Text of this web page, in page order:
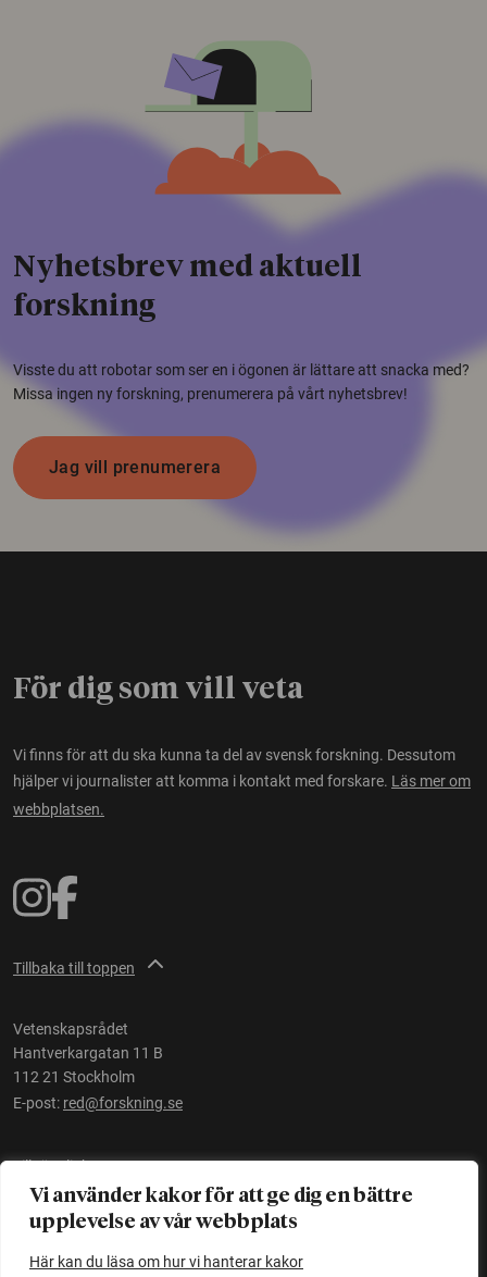
Vi använder kakor för att ge dig en bättre
upplevelse av vår webbplats
Här kan du läsa om hur vi hanterar kakor
Nyhetsbrev med aktuell
forskning
Visste du att robotar som ser en i ögonen är lättare att snacka med?
Missa ingen ny forskning, prenumerera på vårt nyhetsbrev!
Jag vill prenumerera
För dig som vill veta
Vi finns för att du ska kunna ta del av svensk forskning. Dessutom
hjälper vi journalister att komma i kontakt med forskare. Läs mer om
webbplatsen.
Tillbaka till toppen
Vetenskapsrådet
Hantverkargatan 11 B
112 21 Stockholm
E-post: red@forskning.se
Tillgänglighet
Ett initiativ avVetenskapsrådet